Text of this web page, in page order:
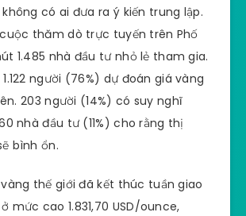
có ai đưa ra ý kiến trung lập.
thăm dò trực tuyến trên Phố
1.485 nhà đầu tư nhỏ lẻ tham gia.
người (76%) dự đoán giá vàng
203 người (14%) có suy nghĩ
nhà đầu tư (11%) cho rằng thị
bình ổn.
thế giới đã kết thúc tuần giao
mức cao 1.831,70 USD/ounce,